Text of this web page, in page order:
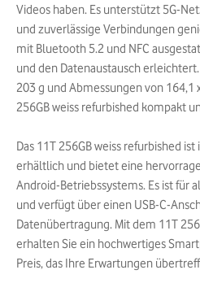
Videos haben. Es unterstützt 5G-
und zuverlässige Verbindungen
mit Bluetooth 5.2 und NFC
und den Datenaustausch
203 g und Abmessungen von 164,1
256GB weiss refurbished kompakt
Das 11T 256GB weiss refurbished
erhältlich und bietet eine
Android-Betriebssystems. Es ist für
und verfügt über einen USB-C-
Datenübertragung. Mit dem 11T
erhalten Sie ein hochwertiges
Preis, das Ihre Erwartungen